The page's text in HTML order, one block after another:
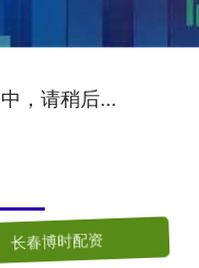
，请稍后...
长春博时配资